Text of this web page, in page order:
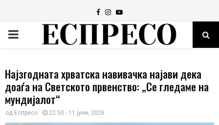
Facebook
Instagram
Youtube
PRIMARY
Најзгодната хрватска навивачка најави дека
доаѓа на Светското првенство: „Се гледаме на
мундијалот“
од Еспресо 22:50 - 11 јуни, 2026